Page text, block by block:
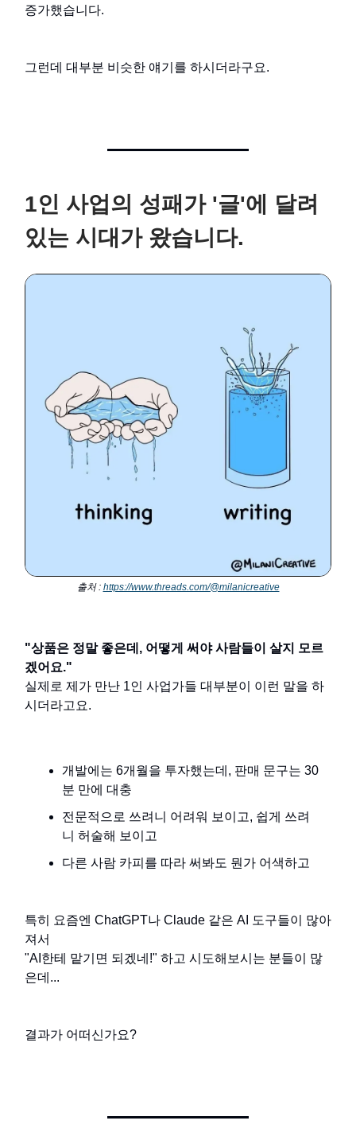
증가했습니다.
그런데 대부분 비슷한 얘기를 하시더라구요.
1인 사업의 성패가 '글'에 달려
있는 시대가 왔습니다.
출처 : https://www.threads.com/@milanicreative
"상품은 정말 좋은데, 어떻게 써야 사람들이 살지 모르
겠어요."
실제로 제가 만난 1인 사업가들 대부분이 이런 말을 하
시더라고요.
개발에는 6개월을 투자했는데, 판매 문구는 30
분 만에 대충
전문적으로 쓰려니 어려워 보이고, 쉽게 쓰려
니 허술해 보이고
다른 사람 카피를 따라 써봐도 뭔가 어색하고
특히 요즘엔 ChatGPT나 Claude 같은 AI 도구들이 많아
져서
"AI한테 맡기면 되겠네!" 하고 시도해보시는 분들이 많
은데...
결과가 어떠신가요?